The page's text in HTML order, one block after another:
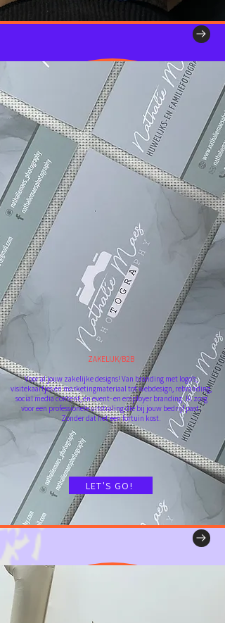
ZAKELIJK/B2B
Voor al jouw zakelijke designs! Van branding met logo’s,
visitekaartjes en marketingmateriaal tot webdesign, rebranding,
social media content, en event- en employer branding. Ik zorg
voor een professionele uitstraling die bij jouw bedrijf past.
Zonder dat het een fortuin kost.
LET'S GO!